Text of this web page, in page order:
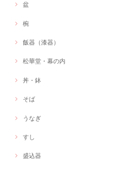
盆
椀
飯器（漆器）
松華堂・幕の内
丼・鉢
そば
うなぎ
すし
盛込器